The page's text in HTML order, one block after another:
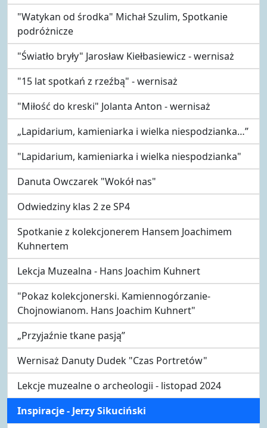
"Watykan od środka" Michał Szulim, Spotkanie
podróżnicze
"Światło bryły" Jarosław Kiełbasiewicz - wernisaż
"15 lat spotkań z rzeźbą" - wernisaż
"Miłość do kreski" Jolanta Anton - wernisaż
„Lapidarium, kamieniarka i wielka niespodzianka…”
"Lapidarium, kamieniarka i wielka niespodzianka"
Danuta Owczarek "Wokół nas"
Odwiedziny klas 2 ze SP4
Spotkanie z kolekcjonerem Hansem Joachimem
Kuhnertem
Lekcja Muzealna - Hans Joachim Kuhnert
"Pokaz kolekcjonerski. Kamiennogórzanie-
Chojnowianom. Hans Joachim Kuhnert"
„Przyjaźnie tkane pasją”
Wernisaż Danuty Dudek "Czas Portretów"
Lekcje muzealne o archeologii - listopad 2024
Inspiracje - Jerzy Sikuciński